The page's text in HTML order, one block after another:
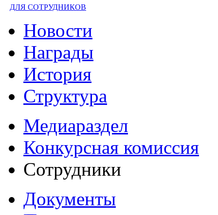
ДЛЯ СОТРУДНИКОВ
Новости
Награды
История
Структура
Медиараздел
Конкурсная комиссия
Сотрудники
Документы